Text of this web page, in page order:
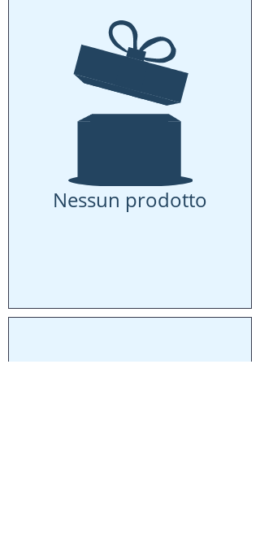
Nessun prodotto